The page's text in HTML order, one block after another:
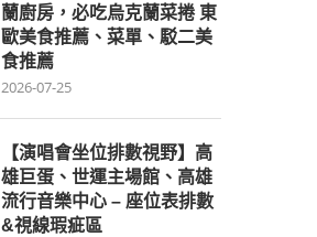
蘭廚房，必吃烏克蘭菜捲 東
歐美食推薦、菜單、駁二美
食推薦
2026-07-25
【演唱會坐位排數視野】高
雄巨蛋、世運主場館、高雄
流行音樂中心 – 座位表排數
&視線瑕疵區